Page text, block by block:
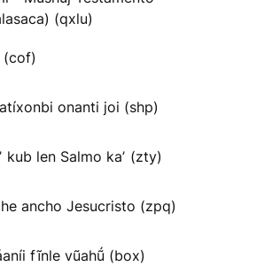
(qxlu)
(cof)
onanti joi (shp)
kub len Salmo kaʼ (zty)
ancho Jesucristo (zpq)
fĩnle vũahṹ (box)